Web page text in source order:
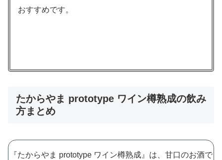
おすすめです。
たからやま prototype ワイン樽熟成の飲み
方まとめ
『たからやま prototype ワイン樽熟成』は、甘口のお酒で